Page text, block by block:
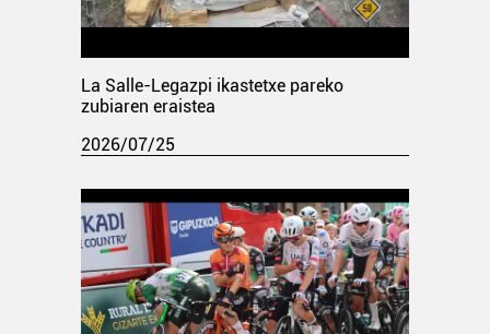
La Salle-Legazpi ikastetxe pareko
zubiaren eraistea
2026/07/25